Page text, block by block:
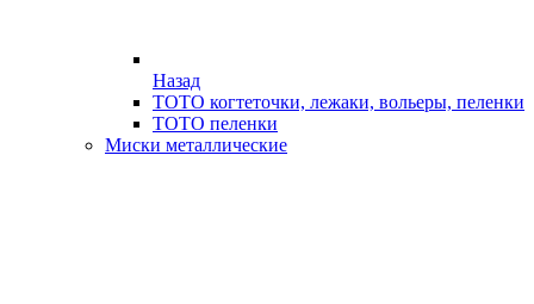
Назад
ТОТО когтеточки, лежаки, вольеры, пеленки
ТОТО пеленки
Миски металлические